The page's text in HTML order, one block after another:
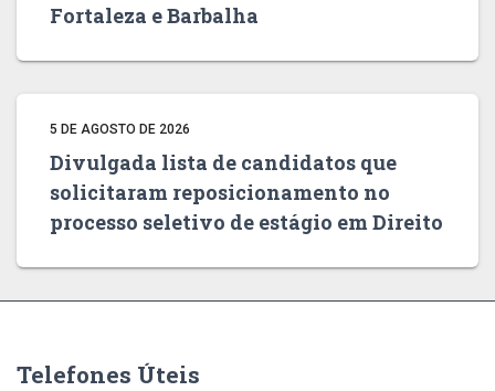
Fortaleza e Barbalha
5 DE AGOSTO DE 2026
Divulgada lista de candidatos que
solicitaram reposicionamento no
processo seletivo de estágio em Direito
Telefones Úteis